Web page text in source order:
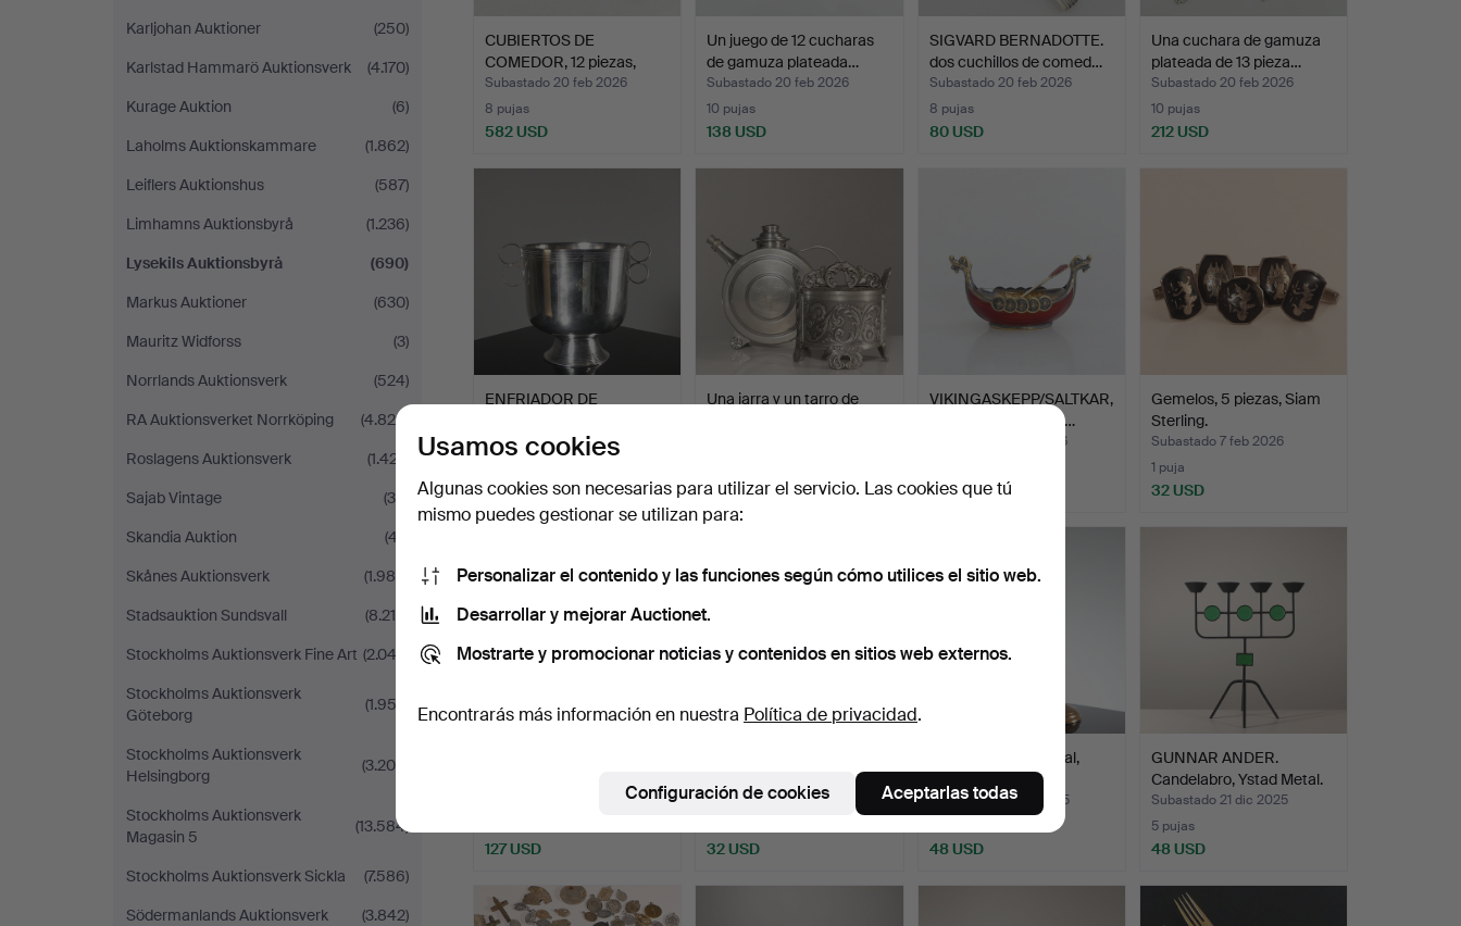
Karljohan Auktioner
(250)
Karlstad Hammarö Auktionsverk
(4.170)
Kurage Auktion
(6)
Laholms Auktionskammare
(1.862)
Leiflers Auktionshus
(587)
Limhamns Auktionsbyrå
(1.236)
Lysekils Auktionsbyrå
(690)
Markus Auktioner
(630)
Mauritz Widforss
(3)
Norrlands Auktionsverk
(524)
RA Auktionsverket Norrköping
(4.824)
Roslagens Auktionsverk
(1.427)
Sajab Vintage
(30)
Skandia Auktion
(47)
Skånes Auktionsverk
(1.989)
Stadsauktion Sundsvall
(8.210)
Stockholms Auktionsverk Fine Art (2.042)
Stockholms Auktionsverk
Göteborg
(1.953)
Stockholms Auktionsverk
Helsingborg
(3.209)
Stockholms Auktionsverk
Magasin 5
(13.584)
Stockholms Auktionsverk Sickla
(7.586)
Södermanlands Auktionsverk
(3.842)
CUBIERTOS DE
COMEDOR, 12 piezas,
«Disa», p…
Subastado 20 feb 2026
8 pujas
582 USD
Un juego de 12 cucharas
de gamuza plateada…
Subastado 20 feb 2026
10 pujas
138 USD
SIGVARD BERNADOTTE.
dos cuchillos de comed…
Subastado 20 feb 2026
8 pujas
80 USD
Una cuchara de gamuza
plateada de 13 pieza…
Subastado 20 feb 2026
10 pujas
212 USD
ENFRIADOR DE
niquelada, C G…
Subastado 14 feb 2026
85 USD
Una jarra y un tarro de
32 USD
VIKINGASKEPP/SALTKAR,
plata de ley, Norueg…
Subastado 13 feb 2026
61 USD
Gemelos, 5 piezas, Siam
Sterling.
Subastado 7 feb 2026
1 puja
32 USD
Subastado 26 dic 2025
127 USD
Subastado 25 dic 2025
32 USD
Candelabros, mineral,
Subastado 25 dic 2025
48 USD
GUNNAR ANDER.
Candelabro, Ystad Metal.
Subastado 21 dic 2025
5 pujas
48 USD
Usamos cookies
Algunas cookies son necesarias para utilizar el servicio. Las cookies que tú
mismo puedes gestionar se utilizan para:
Personalizar el contenido y las funciones según cómo utilices el sitio web.
Desarrollar y mejorar Auctionet.
Mostrarte y promocionar noticias y contenidos en sitios web externos.
Encontrarás más información en nuestra Política de privacidad.
Configuración de cookies Aceptarlas todas